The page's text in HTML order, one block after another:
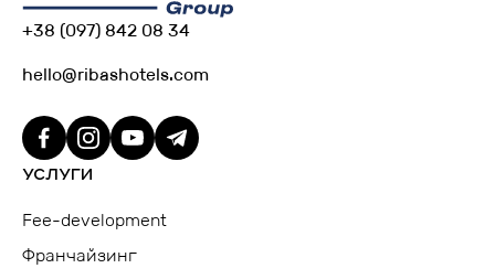
УСЛУГИ
Fee-development
Франчайзинг
+38 (097) 842 08 34
hello@ribashotels.com